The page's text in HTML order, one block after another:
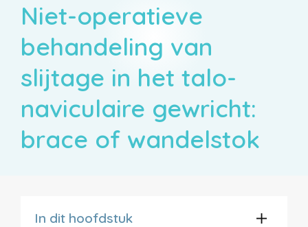
Niet-operatieve
behandeling van
slijtage in het talo-
naviculaire gewricht:
brace of wandelstok
In dit hoofdstuk